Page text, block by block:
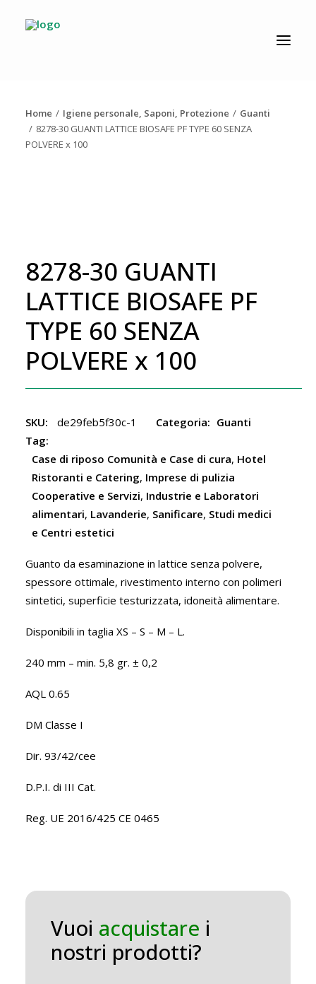
AZIENDA
Ricerca
Home Igiene personale, Saponi, Protezione
Guanti
8278-30 GUANTI LATTICE BIOSAFE PF TYPE 60 SENZA
POLVERE x 100
8278-30 GUANTI
LATTICE BIOSAFE PF
TYPE 60 SENZA
POLVERE x 100
SKU: de29feb5f30c-1 Categoria: Guanti
Tag:
Case di riposo Comunità e Case di cura, Hotel
Ristoranti e Catering, Imprese di pulizia
Cooperative e Servizi, Industrie e Laboratori
alimentari, Lavanderie, Sanificare, Studi medici
e Centri estetici
Guanto da esaminazione in lattice senza polvere,
spessore ottimale, rivestimento interno con polimeri
sintetici, superficie testurizzata, idoneità alimentare.
Disponibili in taglia XS – S – M – L.
240 mm – min. 5,8 gr. ± 0,2
AQL 0.65
DM Classe I
Dir. 93/42/cee
D.P.I. di III Cat.
Reg. UE 2016/425 CE 0465
Vuoi acquistare i
nostri prodotti?